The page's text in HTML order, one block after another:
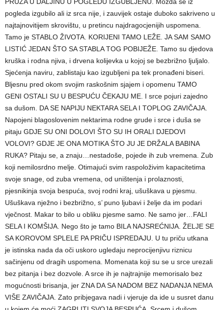
pogleda izgubilo ali iz srca nije, i zauvijek ostaje duboko sakriveno u
najtajnovitijem skrovištu, u pretincu najdragocjenijih uspomena.
Tamo je STABLO ŽIVOTA. KORIJENI TAMO LEŽE. JA SAM SAMO
LISTIĆ JEDAN ŠTO SA STABLA TOG POBIJEŽE. Tamo su djedova
kruška i rodna njiva, i drvena kolijevka u kojoj se bezbrižno ljuljalo.
Sjećenja naviru, zablistaju kao izgubljeni pa tek pronađeni biseri.
Bljesnu pred okom svojim raskošnim sjajem i opomenu TAMO
GENI OSTALI SU U BESPUĆU ČEKAJU ME. I srce pojuri zajedno
sa dušom. DA SE NAPIJU NEKTARA SELA I TOPLOG ZAVIČAJA.
Napojeni blagoslovenim nektarima rodne grude i srce i duša se
pitaju GDJE SU ONI DOLOVI ŠTO SU IH ORALI DJEDOVI
VOLOVI? GDJE JE ONA MOTIKA ŠTO JU JE DRŽALA BABINA
RUKA? Pitaju se, a znaju…nestadoše, pojede ih zub vremena. Zub
koji nemilosrdno melje. Otimajući svim raspoloživim kapacitetima
svoje snage, od zuba vremena, od uništenja i prolaznosti,
pjesnikinja svoja bespuća, svoj rodni kraj, ušuškava u pjesmu.
Ušuškava nježno i bezbrižno, s’ puno ljubavi i želje da im podari
vječnost. Makar to bilo u obliku pjesme samo. Ne samo jer…FALI
SELA I KOMŠIJA. Nego što je tamo BILA NAJSREĆNIJA. ŽELJE SE
SA KOROVOM SPLELE PA PRIČU ISPREDAJU. U tu priču utkana
je istinska nada da oči uskoro ugledaju neprocijenjivu riznicu
sačinjenu od dragih uspomena. Momenata koji su se u srce urezali
bez pitanja i bez dozvole. A srce ih je najtrajnije memorisalo bez
mogućnosti brisanja, jer ZNA DA SA NADOM BEZ NADANJA NEMA
VIŠE ZAVIČAJA. Zato pribjegava nadi i vjeruje da ide u susret danu